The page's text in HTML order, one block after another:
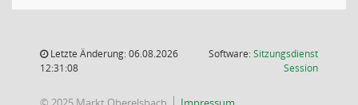
Letzte Änderung: 06.08.2026
12:31:08
Software:Sitzungsdienst
Session(Wird in